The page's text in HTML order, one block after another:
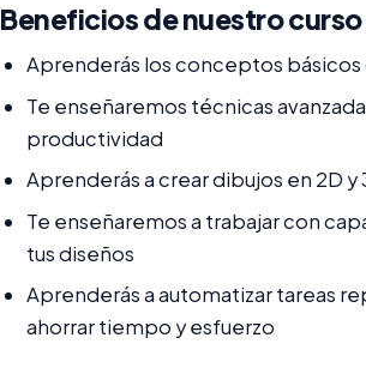
Beneficios de nuestro
Aprenderás los conceptos básicos
Te enseñaremos técnicas
productividad
Aprenderás a crear dibujos en 2D
Te enseñaremos a trabajar con
tus diseños
Aprenderás a automatizar tareas
ahorrar tiempo y esfuerzo